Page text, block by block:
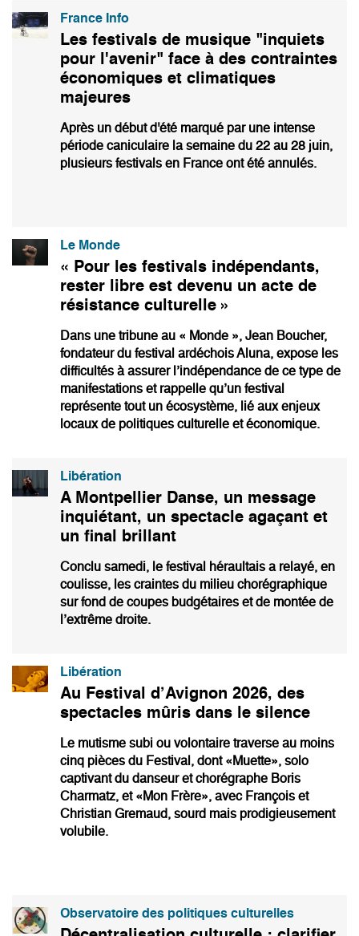
France Info
Les festivals de musique "inquiets
pour l'avenir" face à des contraintes
économiques et climatiques
majeures
Après un début d'été marqué par une intense
période caniculaire la semaine du 22 au 28 juin,
plusieurs festivals en France ont été annulés.
Le Monde
« Pour les festivals indépendants,
rester libre est devenu un acte de
résistance culturelle »
Dans une tribune au « Monde », Jean Boucher,
fondateur du festival ardéchois Aluna, expose les
difficultés à assurer l’indépendance de ce type de
manifestations et rappelle qu’un festival
représente tout un écosystème, lié aux enjeux
locaux de politiques culturelle et économique.
Libération
A Montpellier Danse, un message
inquiétant, un spectacle agaçant et
un final brillant
Conclu samedi, le festival héraultais a relayé, en
coulisse, les craintes du milieu chorégraphique
sur fond de coupes budgétaires et de montée de
l’extrême droite.
Libération
Au Festival d’Avignon 2026, des
spectacles mûris dans le silence
Le mutisme subi ou volontaire traverse au moins
cinq pièces du Festival, dont «Muette», solo
captivant du danseur et chorégraphe Boris
Charmatz, et «Mon Frère», avec François et
Christian Gremaud, sourd mais prodigieusement
volubile.
Observatoire des politiques culturelles